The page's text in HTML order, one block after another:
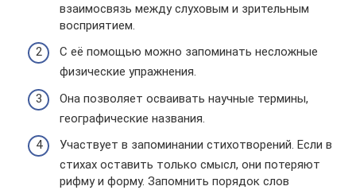
взаимосвязь между слуховым и зрительным
восприятием.
С её помощью можно запоминать несложные
физические упражнения.
Она позволяет осваивать научные термины,
географические названия.
Участвует в запоминании стихотворений. Если в
стихах оставить только смысл, они потеряют
рифму и форму. Запомнить порядок слов